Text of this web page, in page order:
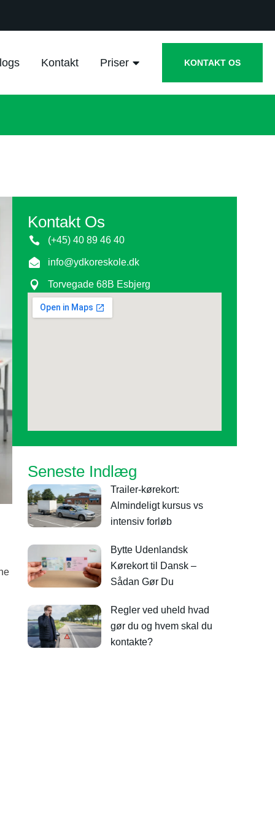
Kontakt Priser KONTAKT OS
Kontakt Os
(+45) 40 89 46 40
info@ydkoreskole.dk
Torvegade 68B Esbjerg
Seneste Indlæg
Trailer-kørekort:
Almindeligt kursus vs
intensiv forløb
Bytte Udenlandsk
Kørekort til Dansk –
Sådan Gør Du
Regler ved uheld hvad
gør du og hvem skal du
kontakte?